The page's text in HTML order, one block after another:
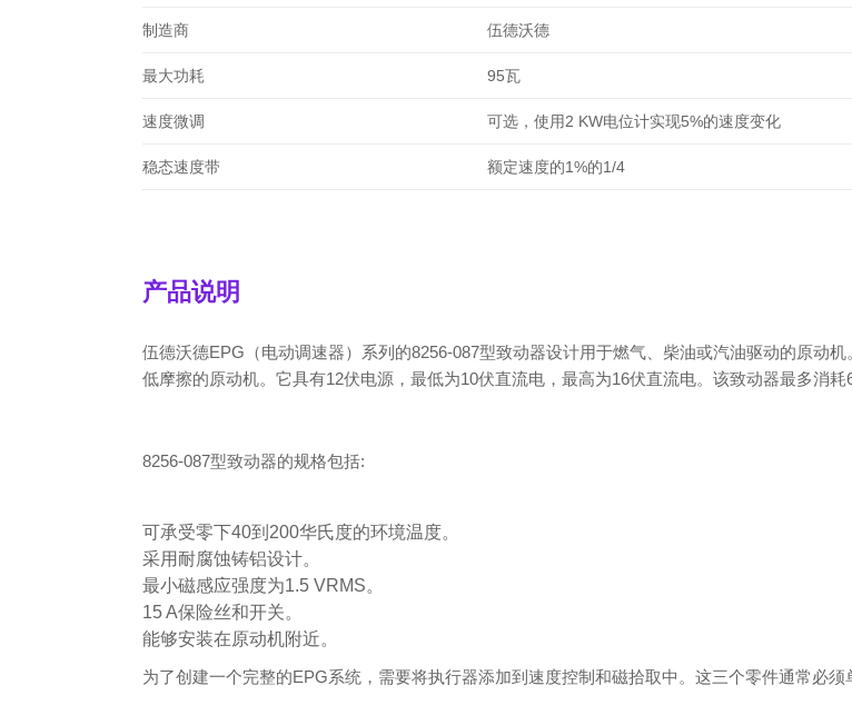
制造商 伍德沃德
最大功耗 95瓦
速度微调 可选，使用2 KW电位计实现5%的速度变化
稳态速度带 额定速度的1%的1/4
产品说明
伍德沃德EPG（电动调速器）系列的8256-087型致动器设计用于燃气、柴油或汽油驱动的原动
低摩擦的原动机。它具有12伏电源，最低为10伏直流电，最高为16伏直流电。该致动器最多消耗
8256-087型致动器的规格包括:
可承受零下40到200华氏度的环境温度。
采用耐腐蚀铸铝设计。
最小磁感应强度为1.5 VRMS。
15 A保险丝和开关。
能够安装在原动机附近。
为了创建一个完整的EPG系统，需要将执行器添加到速度控制和磁拾取中。这三个零件通常必